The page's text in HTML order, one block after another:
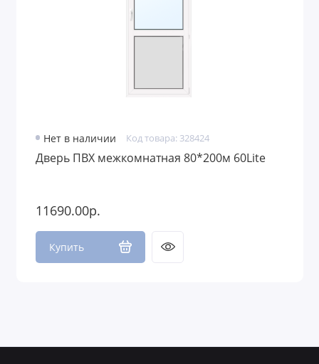
Нет в наличии Код товара: 328424
Дверь ПВХ межкомнатная 80*200м 60Lite
11690.00р.
Купить